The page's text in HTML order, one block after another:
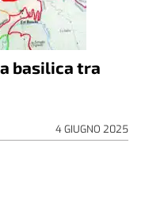
basilica tra
4 GIUGNO 2025